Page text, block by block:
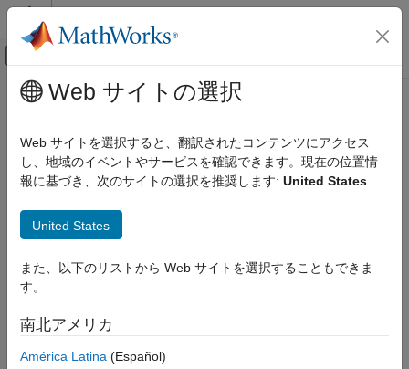
コンテンツへスキップ
オフキャンバス ナビゲーション メ
ドキュメンテーションのホーム
メインコンテンツ
この情報は役に立ちましたか？
Web サイトの選択
Web サイトを選択すると、翻訳されたコンテンツにアクセス
し、地域のイベントやサービスを確認できます。現在の位置情
報に基づき、次のサイトの選択を推奨します: United States
United States
また、以下のリストから Web サイトを選択することもできま
す。
南北アメリカ
América Latina (Español)